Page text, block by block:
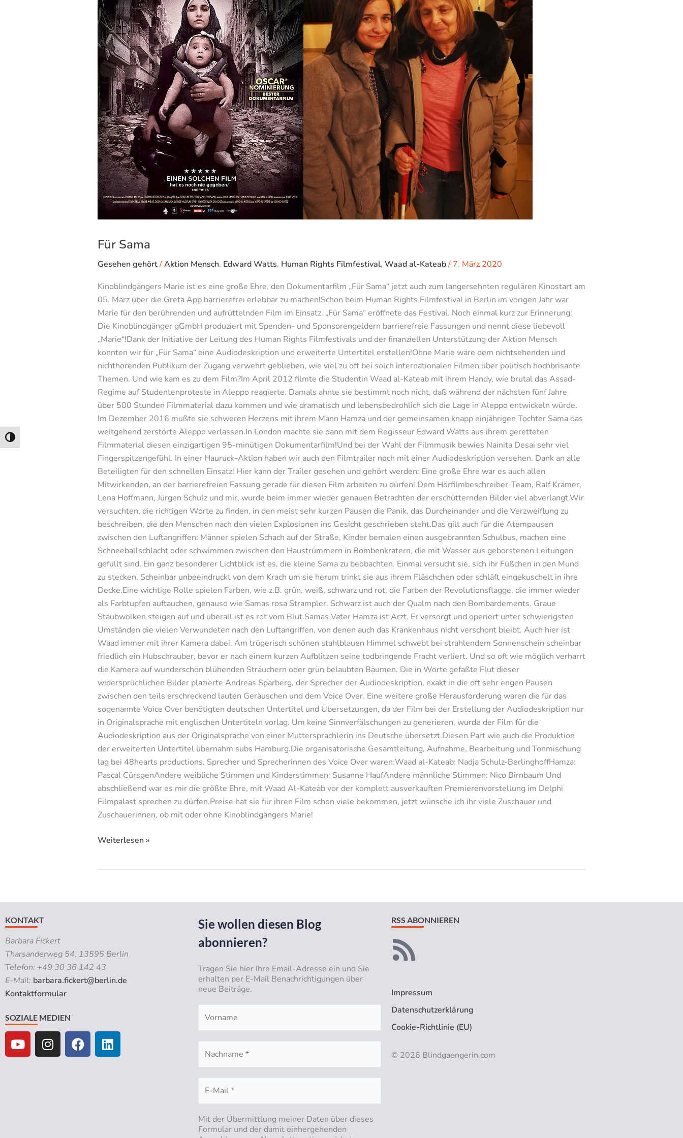
Umschalten auf hohe Kontraste
Für Sama
Gesehen gehört/Aktion Mensch, Edward Watts, Human Rights Filmfestival, Waad al-Kateab/ 7. März 2020
Kinoblindgängers Marie ist es eine große Ehre, den Dokumentarfilm „Für Sama“ jetzt auch zum langersehnten regulären Kinostart am
05. März über die Greta App barrierefrei erlebbar zu machen!Schon beim Human Rights Filmfestival in Berlin im vorigen Jahr war
Marie für den berührenden und aufrüttelnden Film im Einsatz. „Für Sama“ eröffnete das Festival. Noch einmal kurz zur Erinnerung:
Die Kinoblindgänger gGmbH produziert mit Spenden- und Sponsorengeldern barrierefreie Fassungen und nennt diese liebevoll
„Marie“!Dank der Initiative der Leitung des Human Rights Filmfestivals und der finanziellen Unterstützung der Aktion Mensch
konnten wir für „Für Sama“ eine Audiodeskription und erweiterte Untertitel erstellen!Ohne Marie wäre dem nichtsehenden und
nichthörenden Publikum der Zugang verwehrt geblieben, wie viel zu oft bei solch internationalen Filmen über politisch hochbrisante
Themen. Und wie kam es zu dem Film?Im April 2012 filmte die Studentin Waad al-Kateab mit ihrem Handy, wie brutal das Assad-
Regime auf Studentenproteste in Aleppo reagierte. Damals ahnte sie bestimmt noch nicht, daß während der nächsten fünf Jahre
über 500 Stunden Filmmaterial dazu kommen und wie dramatisch und lebensbedrohlich sich die Lage in Aleppo entwickeln würde.
Im Dezember 2016 mußte sie schweren Herzens mit ihrem Mann Hamza und der gemeinsamen knapp einjährigen Tochter Sama das
weitgehend zerstörte Aleppo verlassen.In London machte sie dann mit dem Regisseur Edward Watts aus ihrem geretteten
Filmmaterial diesen einzigartigen 95-minütigen Dokumentarfilm!Und bei der Wahl der Filmmusik bewies Nainita Desai sehr viel
Fingerspitzengefühl. In einer Hauruck-Aktion haben wir auch den Filmtrailer noch mit einer Audiodeskription versehen. Dank an alle
Beteiligten für den schnellen Einsatz! Hier kann der Trailer gesehen und gehört werden: Eine große Ehre war es auch allen
Mitwirkenden, an der barrierefreien Fassung gerade für diesen Film arbeiten zu dürfen! Dem Hörfilmbeschreiber-Team, Ralf Krämer,
Lena Hoffmann, Jürgen Schulz und mir, wurde beim immer wieder genauen Betrachten der erschütternden Bilder viel abverlangt.Wir
versuchten, die richtigen Worte zu finden, in den meist sehr kurzen Pausen die Panik, das Durcheinander und die Verzweiflung zu
beschreiben, die den Menschen nach den vielen Explosionen ins Gesicht geschrieben steht.Das gilt auch für die Atempausen
zwischen den Luftangriffen: Männer spielen Schach auf der Straße, Kinder bemalen einen ausgebrannten Schulbus, machen eine
Schneeballschlacht oder schwimmen zwischen den Haustrümmern in Bombenkratern, die mit Wasser aus geborstenen Leitungen
gefüllt sind. Ein ganz besonderer Lichtblick ist es, die kleine Sama zu beobachten. Einmal versucht sie, sich ihr Füßchen in den Mund
zu stecken. Scheinbar unbeeindruckt von dem Krach um sie herum trinkt sie aus ihrem Fläschchen oder schläft eingekuschelt in ihre
Decke.Eine wichtige Rolle spielen Farben, wie z.B. grün, weiß, schwarz und rot, die Farben der Revolutionsflagge, die immer wieder
als Farbtupfen auftauchen, genauso wie Samas rosa Strampler. Schwarz ist auch der Qualm nach den Bombardements. Graue
Staubwolken steigen auf und überall ist es rot vom Blut.Samas Vater Hamza ist Arzt. Er versorgt und operiert unter schwierigsten
Umständen die vielen Verwundeten nach den Luftangriffen, von denen auch das Krankenhaus nicht verschont bleibt. Auch hier ist
Waad immer mit ihrer Kamera dabei. Am trügerisch schönen stahlblauen Himmel schwebt bei strahlendem Sonnenschein scheinbar
friedlich ein Hubschrauber, bevor er nach einem kurzen Aufblitzen seine todbringende Fracht verliert. Und so oft wie möglich verharrt
die Kamera auf wunderschön blühenden Sträuchern oder grün belaubten Bäumen. Die in Worte gefaßte Flut dieser
widersprüchlichen Bilder plazierte Andreas Sparberg, der Sprecher der Audiodeskription, exakt in die oft sehr engen Pausen
zwischen den teils erschreckend lauten Geräuschen und dem Voice Over. Eine weitere große Herausforderung waren die für das
sogenannte Voice Over benötigten deutschen Untertitel und Übersetzungen, da der Film bei der Erstellung der Audiodeskription nur
in Originalsprache mit englischen Untertiteln vorlag. Um keine Sinnverfälschungen zu generieren, wurde der Film für die
Audiodeskription aus der Originalsprache von einer Muttersprachlerin ins Deutsche übersetzt.Diesen Part wie auch die Produktion
der erweiterten Untertitel übernahm subs Hamburg.Die organisatorische Gesamtleitung, Aufnahme, Bearbeitung und Tonmischung
lag bei 48hearts productions. Sprecher und Sprecherinnen des Voice Over waren:Waad al-Kateab: Nadja Schulz-BerlinghoffHamza:
Pascal CürsgenAndere weibliche Stimmen und Kinderstimmen: Susanne HaufAndere männliche Stimmen: Nico Birnbaum Und
abschließend war es mir die größte Ehre, mit Waad Al-Kateab vor der komplett ausverkauften Premierenvorstellung im Delphi
Filmpalast sprechen zu dürfen.Preise hat sie für ihren Film schon viele bekommen, jetzt wünsche ich ihr viele Zuschauer und
Zuschauerinnen, ob mit oder ohne Kinoblindgängers Marie!
Weiterlesen »
KONTAKT
Barbara Fickert
Tharsanderweg 54, 13595 Berlin
Telefon: +49 30 36 142 43
E-Mail: barbara.fickert@berlin.de
Kontaktformular
SOZIALE MEDIEN
Y
o
u
I
n
s
F
a
c
L
i
n
Sie wollen diesen Blog
abonnieren?
Tragen Sie hier Ihre Email-Adresse ein und Sie
erhalten per E-Mail Benachrichtigungen über
neue Beiträge.
Mit der Übermittlung meiner Daten über dieses
Formular und der damit einhergehenden
RSS ABONNIEREN
Impressum
Datenschutzerklärung
Cookie-Richtlinie (EU)
© 2026 Blindgaengerin.com